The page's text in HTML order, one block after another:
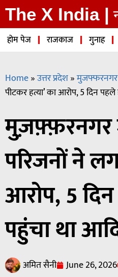
The X India |
होम पेज राजकाज गुनाह
Home»उत्तर प्रदेश»मुजफ्फरनगर
पीटकर हत्या’ का आरोप, 5 दिन
मुज़फ़्फ़रनगर
परिजनों ने
आरोप, 5
पहुंचा था
अमित सैनी June 26, 2026